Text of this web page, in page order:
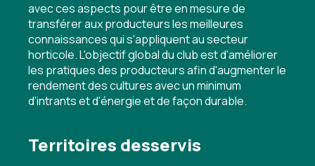
avec ces aspects pour être en mesure de
transférer aux producteurs les meilleures
connaissances qui s'appliquent au secteur
horticole. L'objectif global du club est d'améliorer
les pratiques des producteurs afin d'augmenter le
rendement des cultures avec un minimum
d'intrants et d'énergie et de façon durable.
Territoires desservis